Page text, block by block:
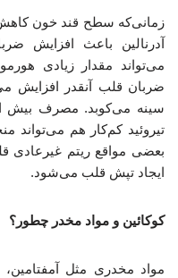
زمانی‌که سطح قند خون‌ کاهش
آدرنالین باعث افزایش
می‌تواند مقدار زیادی
ضربان قلب آنقدر افزایش
سینه‌ می‌کوبد. مصرف بیش‌
تیروئید کم‌کار هم می‌تواند
بعضی مواقع ریتم غیرعادی
ایجاد تپش قلب می‌شود.
کوکائین و مواد مخدر چطور؟
مواد مخدری مثل